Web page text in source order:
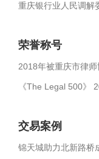
重庆银行业人民调解
荣誉称号
2018年被重庆市律师
《The Legal 500》
交易案例
锦天城助力北新路桥